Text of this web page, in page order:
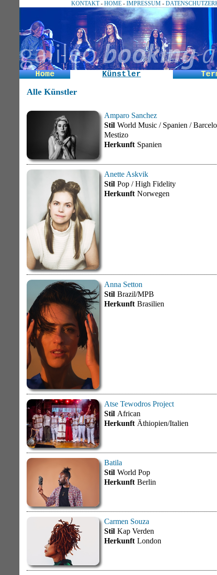
KONTAKT- HOME - IMPRESSUM -
Home Künstler
Alle Künstler
Amparo Sanchez
Stil World Music / Spanien /
Mestizo
Herkunft Spanien
Anette Askvik
Stil Pop / High Fidelity
Herkunft Norwegen
Anna Setton
Stil Brazil/MPB
Herkunft Brasilien
Atse Tewodros Project
Stil African
Herkunft Äthiopien/Italien
Batila
Stil World Pop
Herkunft Berlin
Carmen Souza
Stil Kap Verden
Herkunft London